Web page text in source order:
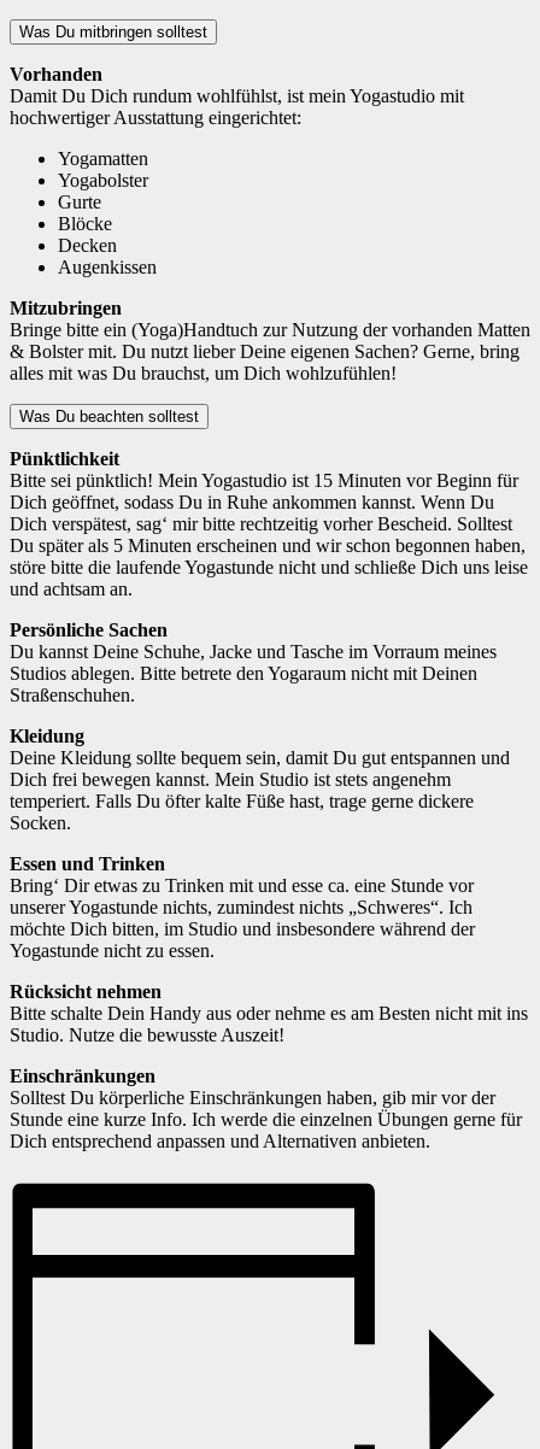
Was Du mitbringen solltest
Vorhanden
Damit Du Dich rundum wohlfühlst, ist mein Yogastudio mit
hochwertiger Ausstattung eingerichtet:
Yogamatten
Yogabolster
Gurte
Blöcke
Decken
Augenkissen
Mitzubringen
Bringe bitte ein (Yoga)Handtuch zur Nutzung der vorhanden Matten
& Bolster mit. Du nutzt lieber Deine eigenen Sachen? Gerne, bring
alles mit was Du brauchst, um Dich wohlzufühlen!
Was Du beachten solltest
Pünktlichkeit
Bitte sei pünktlich! Mein Yogastudio ist 15 Minuten vor Beginn für
Dich geöffnet, sodass Du in Ruhe ankommen kannst. Wenn Du
Dich verspätest, sag‘ mir bitte rechtzeitig vorher Bescheid. Solltest
Du später als 5 Minuten erscheinen und wir schon begonnen haben,
störe bitte die laufende Yogastunde nicht und schließe Dich uns leise
und achtsam an.
Persönliche Sachen
Du kannst Deine Schuhe, Jacke und Tasche im Vorraum meines
Studios ablegen. Bitte betrete den Yogaraum nicht mit Deinen
Straßenschuhen.
Kleidung
Deine Kleidung sollte bequem sein, damit Du gut entspannen und
Dich frei bewegen kannst. Mein Studio ist stets angenehm
temperiert. Falls Du öfter kalte Füße hast, trage gerne dickere
Socken.
Essen und Trinken
Bring‘ Dir etwas zu Trinken mit und esse ca. eine Stunde vor
unserer Yogastunde nichts, zumindest nichts „Schweres“. Ich
möchte Dich bitten, im Studio und insbesondere während der
Yogastunde nicht zu essen.
Rücksicht nehmen
Bitte schalte Dein Handy aus oder nehme es am Besten nicht mit ins
Studio. Nutze die bewusste Auszeit!
Einschränkungen
Solltest Du körperliche Einschränkungen haben, gib mir vor der
Stunde eine kurze Info. Ich werde die einzelnen Übungen gerne für
Dich entsprechend anpassen und Alternativen anbieten.